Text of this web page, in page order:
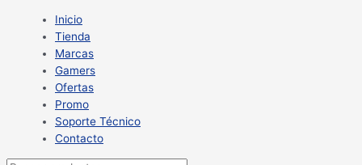
Inicio
Tienda
Marcas
Gamers
Ofertas
Promo
Soporte Técnico
Contacto